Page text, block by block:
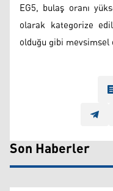
EG5, bulaş oranı
olarak kategorize
olduğu gibi mevsimsel
Son Haberler